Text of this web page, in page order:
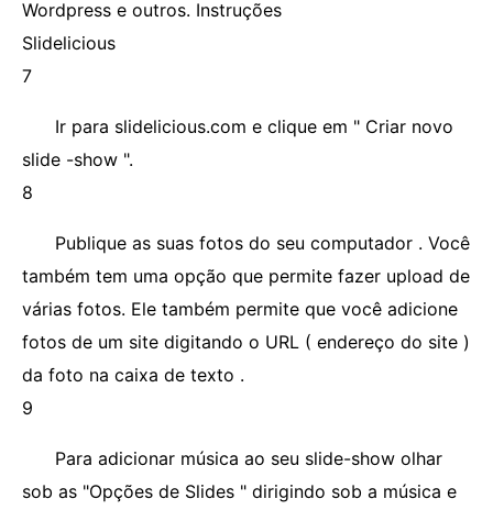
Wordpress e outros. Instruções
Slidelicious
7
Ir para slidelicious.com e clique em " Criar novo
slide -show ".
8
Publique as suas fotos do seu computador . Você
também tem uma opção que permite fazer upload de
várias fotos. Ele também permite que você adicione
fotos de um site digitando o URL ( endereço do site )
da foto na caixa de texto .
9
Para adicionar música ao seu slide-show olhar
sob as "Opções de Slides " dirigindo sob a música e